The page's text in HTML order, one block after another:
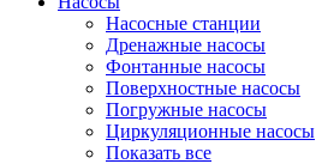
Насосные станции
Дренажные насосы
Фонтанные насосы
Поверхностные насосы
Погружные насосы
Циркуляционные насосы
Показать все